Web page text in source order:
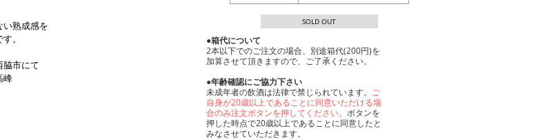
い熟成感を
。
脇市にて
峰
SOLD OUT
●箱代について
2本以下でのご注文の場合、別途箱代(200円)を
加算させて頂きますので、ご了承ください。
●年齢確認にご協力下さい
未成年者の飲酒は法律で禁じられています。 ご
自身が20歳以上であることに同意いただける場
合のみ注文ボタンを押してください。 ボタンを
押した時点で20歳以上であることに同意したと
みなさせていただきます。